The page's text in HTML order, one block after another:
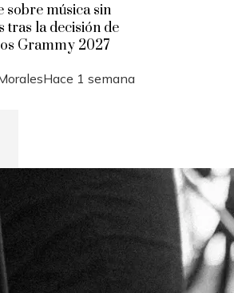
sobre música sin
tras la decisión de
Grammy 2027
Hace 1 semana